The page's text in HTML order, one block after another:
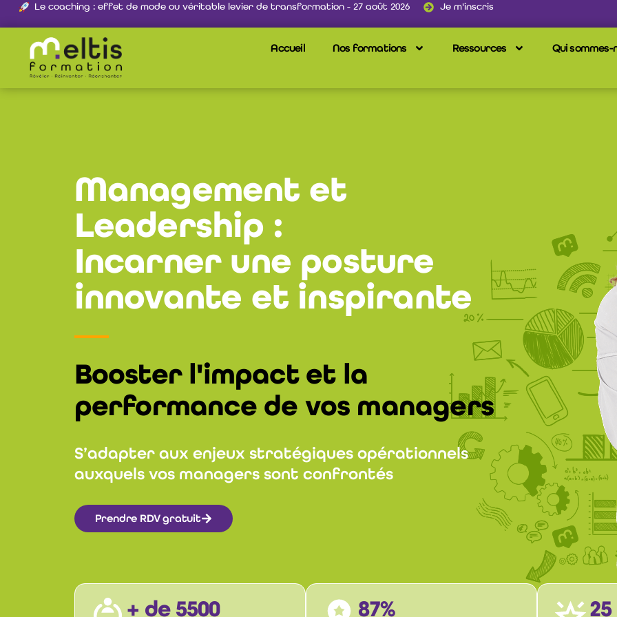
Le coaching : effet de mode ou véritable levier de transformation - 27 août 2026 Je m'inscris
Accueil Nos formations Ressources Qui sommes-
Management et
Leadership :
Incarner une posture
innovante et inspirante
Booster l'impact et la
performance de vos managers
S’adapter aux enjeux stratégiques opérationnels
auxquels vos managers sont confrontés
Prendre RDV gratuit
+ de 5500 87%